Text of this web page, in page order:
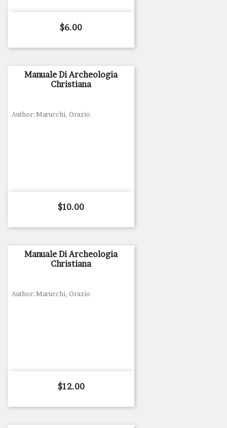
Price
$6.00
Manuale Di Archeologia
Christiana
Author: Marucchi, Orazio
Price
$10.00
Manuale Di Archeologia
Christiana
Author: Marucchi, Orazio
Price
$12.00